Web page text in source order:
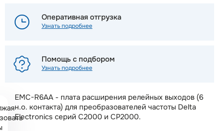
EMC-R6AA - плата расширения релейных выходов (6
н.о. контакта) для преобразователей частоты Delta
Electronics серий C2000 и CP2000.
Оперативная отгрузка
Узнать подробнее
Помощь с подбором
Узнать подробнее